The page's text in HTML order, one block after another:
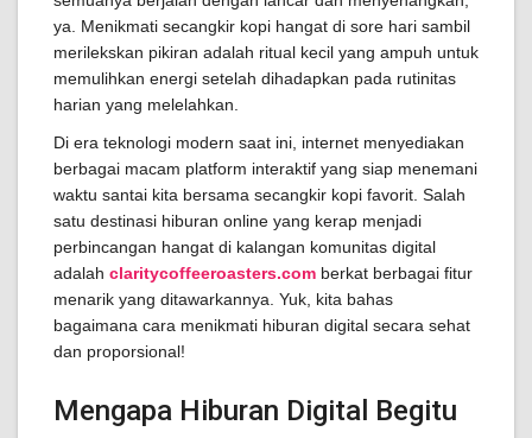
ya. Menikmati secangkir kopi hangat di sore hari sambil
merilekskan pikiran adalah ritual kecil yang ampuh untuk
memulihkan energi setelah dihadapkan pada rutinitas
harian yang melelahkan.
Di era teknologi modern saat ini, internet menyediakan
berbagai macam platform interaktif yang siap menemani
waktu santai kita bersama secangkir kopi favorit. Salah
satu destinasi hiburan online yang kerap menjadi
perbincangan hangat di kalangan komunitas digital
adalah claritycoffeeroasters.com berkat berbagai fitur
menarik yang ditawarkannya. Yuk, kita bahas
bagaimana cara menikmati hiburan digital secara sehat
dan proporsional!
Mengapa Hiburan Digital Begitu